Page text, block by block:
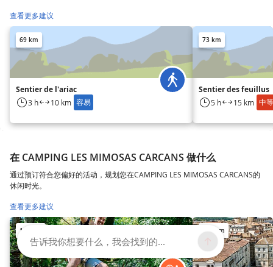
查看更多建议
69 km
Sentier de l'ariac
3 h 10 km 容易
73 km
Sentier des feuillus
5 h 15 km 中等
在 CAMPING LES MIMOSAS CARCANS 做什么
通过预订符合您偏好的活动，规划您在CAMPING LES MIMOSAS CARCANS的
休闲时光。
查看更多建议
102 km 114 km
告诉我你想要什么，我会找到的...